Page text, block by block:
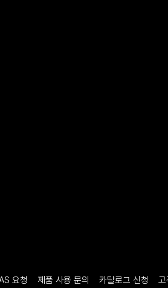
요청 제품 사용 문의 카탈로그 신청 고